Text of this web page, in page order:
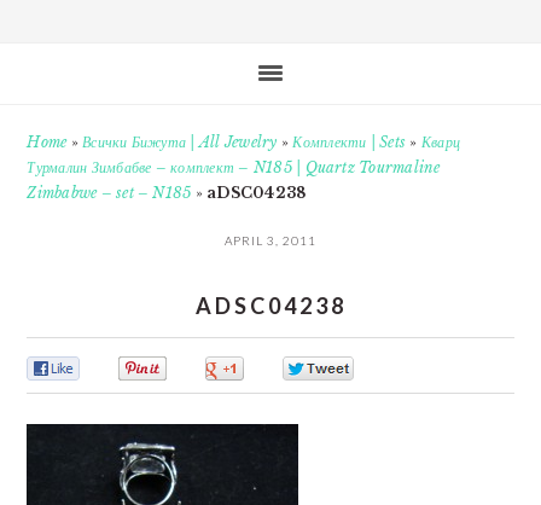
Home»Всички Бижута | All Jewelry »Комплекти | Sets » Кварц
Турмалин Зимбабве – комплект – N185 | Quartz Tourmaline
Zimbabwe – set – N185 » aDSC04238
APRIL 3, 2011
ADSC04238